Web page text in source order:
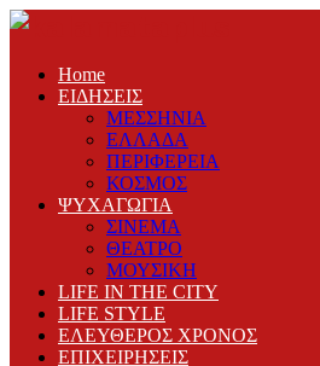
Home
ΕΙΔΗΣΕΙΣ
ΜΕΣΣΗΝΙΑ
ΕΛΛΑΔΑ
ΠΕΡΙΦΕΡΕΙΑ
ΚΟΣΜΟΣ
ΨΥΧΑΓΩΓΙΑ
ΣΙΝΕΜΑ
ΘΕΑΤΡΟ
ΜΟΥΣΙΚΗ
LIFE IN THE CITY
LIFE STYLE
ΕΛΕΥΘΕΡΟΣ ΧΡΟΝΟΣ
ΕΠΙΧΕΙΡΗΣΕΙΣ